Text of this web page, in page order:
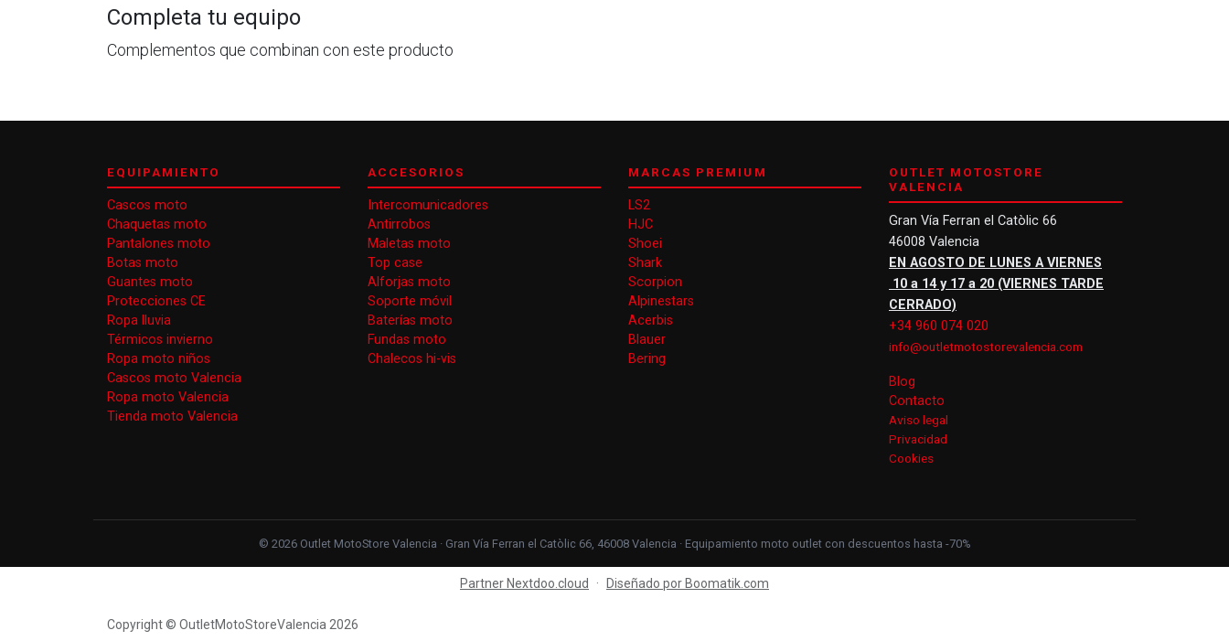
Completa tu equipo
Complementos que combinan con este producto
EQUIPAMIENTO
Cascos moto
Chaquetas moto
Pantalones moto
Botas moto
Guantes moto
Protecciones CE
Ropa lluvia
Térmicos invierno
Ropa moto niños
Cascos moto Valencia
Ropa moto Valencia
Tienda moto Valencia
ACCESORIOS
Intercomunicadores
Antirrobos
Maletas moto
Top case
Alforjas moto
Soporte móvil
Baterías moto
Fundas moto
Chalecos hi-vis
MARCAS PREMIUM
LS2
HJC
Shoei
Shark
Scorpion
Alpinestars
Acerbis
Blauer
Bering
OUTLET MOTOSTORE
VALENCIA
Gran Vía Ferran el Catòlic 66
46008 Valencia
EN AGOSTO DE LUNES A VIERNES
10 a 14 y 17 a 20 (VIERNES TARDE
CERRADO)
+34 960 074 020
info@outletmotostorevalencia.com
Blog
Contacto
Aviso legal
Privacidad
Cookies
© 2026 Outlet MotoStore Valencia · Gran Vía Ferran el Catòlic 66, 46008 Valencia · Equipamiento moto outlet con descuentos hasta -70%
Partner Nextdoo.cloud · Diseñado por Boomatik.com
Copyright © OutletMotoStoreValencia 2026